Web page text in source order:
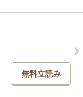
無料立読み